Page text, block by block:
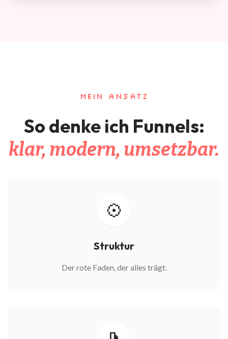
MEIN ANSATZ
So denke ich Funnels:
klar, modern, umsetzbar.
Struktur
Der rote Faden, der alles trägt.